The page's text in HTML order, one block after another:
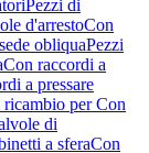
Pezzi di
d'arrestoCon
obliquaPezzi
Con raccordi a
a pressare
ricambio per Con
di
a sferaCon